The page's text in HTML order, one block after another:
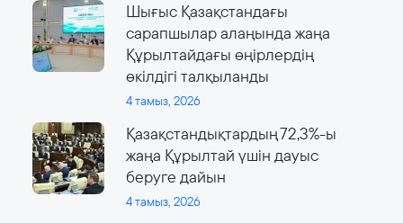
Шығыс Қазақстандағы
сарапшылар алаңында жаңа
Құрылтайдағы өңірлердің
өкілдігі талқыланды
4 тамыз, 2026
Қазақстандықтардың 72,3%-ы
жаңа Құрылтай үшін дауыс
беруге дайын
4 тамыз, 2026